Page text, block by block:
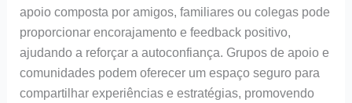
apoio composta por amigos, familiares ou colegas pode
proporcionar encorajamento e feedback positivo,
ajudando a reforçar a autoconfiança. Grupos de apoio e
comunidades podem oferecer um espaço seguro para
compartilhar experiências e estratégias, promovendo